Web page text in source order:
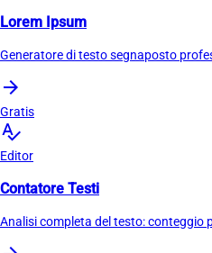
Lorem Ipsum
Generatore di testo segnaposto
arrow_forward
Gratis
spellcheck
Editor
Contatore Testi
Analisi completa del testo: conteggio